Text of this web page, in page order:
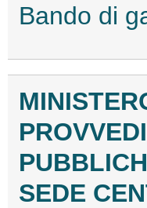
Bando di
SEDE